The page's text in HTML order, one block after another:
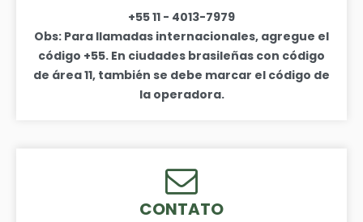
+55 11 - 4013-7979
Obs: Para llamadas internacionales, agregue el
código +55. En ciudades brasileñas con código
de área 11, también se debe marcar el código de
la operadora.
CONTATO